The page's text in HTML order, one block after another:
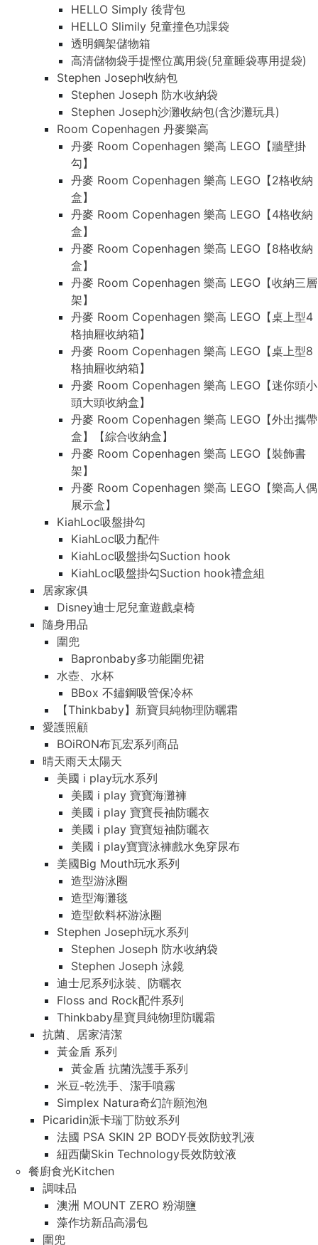
HELLO Simply 後背包
HELLO Slimily 兒童撞色功課袋
透明鋼架儲物箱
高清儲物袋手提慳位萬用袋(兒童睡袋專用提袋)
Stephen Joseph收納包
Stephen Joseph 防水收納袋
Stephen Joseph沙灘收納包(含沙灘玩具)
Room Copenhagen 丹麥樂高
丹麥 Room Copenhagen 樂高 LEGO【牆壁掛
勾】
丹麥 Room Copenhagen 樂高 LEGO【2格收納
盒】
丹麥 Room Copenhagen 樂高 LEGO【4格收納
盒】
丹麥 Room Copenhagen 樂高 LEGO【8格收納
盒】
丹麥 Room Copenhagen 樂高 LEGO【收納三層
架】
丹麥 Room Copenhagen 樂高 LEGO【桌上型4
格抽屜收納箱】
丹麥 Room Copenhagen 樂高 LEGO【桌上型8
格抽屜收納箱】
丹麥 Room Copenhagen 樂高 LEGO【迷你頭小
頭大頭收納盒】
丹麥 Room Copenhagen 樂高 LEGO【外出攜帶
盒】【綜合收納盒】
丹麥 Room Copenhagen 樂高 LEGO【裝飾書
架】
丹麥 Room Copenhagen 樂高 LEGO【樂高人偶
展示盒】
KiahLoc吸盤掛勾
KiahLoc吸力配件
KiahLoc吸盤掛勾Suction hook
KiahLoc吸盤掛勾Suction hook禮盒組
居家家俱
Disney迪士尼兒童遊戲桌椅
隨身用品
圍兜
Bapronbaby多功能圍兜裙
水壺、水杯
BBox 不鏽鋼吸管保冷杯
【Thinkbaby】新寶貝純物理防曬霜
愛護照顧
BOiRON布瓦宏系列商品
晴天雨天太陽天
美國 i play玩水系列
美國 i play 寶寶海灘褲
美國 i play 寶寶長袖防曬衣
美國 i play 寶寶短袖防曬衣
美國 i play寶寶泳褲戲水免穿尿布
美國Big Mouth玩水系列
造型游泳圈
造型海灘毯
造型飲料杯游泳圈
Stephen Joseph玩水系列
Stephen Joseph 防水收納袋
Stephen Joseph 泳鏡
迪士尼系列泳裝、防曬衣
Floss and Rock配件系列
Thinkbaby星寶貝純物理防曬霜
抗菌、居家清潔
黃金盾 系列
黃金盾 抗菌洗護手系列
米豆-乾洗手、潔手噴霧
Simplex Natura奇幻許願泡泡
Picaridin派卡瑞丁防蚊系列
法國 PSA SKIN 2P BODY長效防蚊乳液
紐西蘭Skin Technology長效防蚊液
餐廚食光Kitchen
調味品
澳洲 MOUNT ZERO 粉湖鹽
藻作坊新品高湯包
圍兜